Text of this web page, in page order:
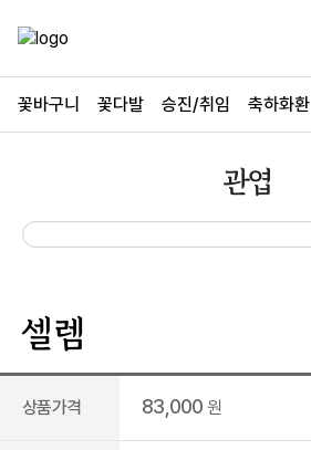
꽃바구니 꽃다발 승진/취임 축하화환
관엽
셀렘
상품가격 83,000 원